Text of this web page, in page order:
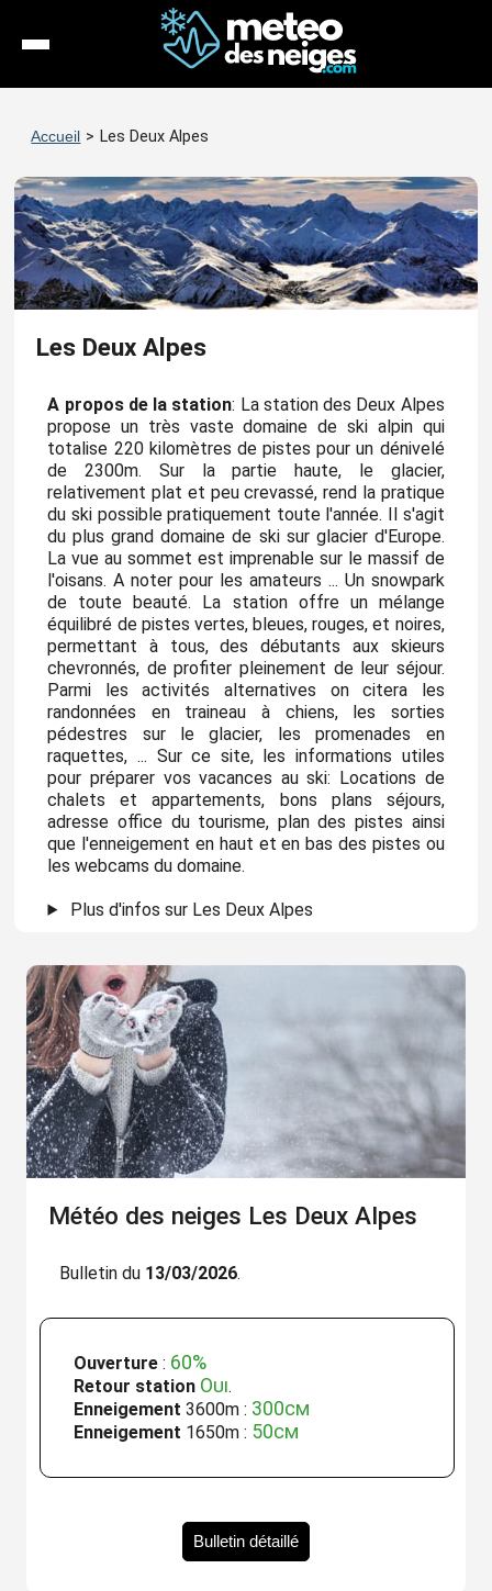
Stations
Webcams
Accueil > Les Deux Alpes
Les Deux Alpes
A propos de la station: La station des Deux Alpes
propose un très vaste domaine de ski alpin qui
totalise 220 kilomètres de pistes pour un dénivelé
de 2300m. Sur la partie haute, le glacier,
relativement plat et peu crevassé, rend la pratique
du ski possible pratiquement toute l'année. Il s'agit
du plus grand domaine de ski sur glacier d'Europe.
La vue au sommet est imprenable sur le massif de
l'oisans. A noter pour les amateurs ... Un snowpark
de toute beauté. La station offre un mélange
équilibré de pistes vertes, bleues, rouges, et noires,
permettant à tous, des débutants aux skieurs
chevronnés, de profiter pleinement de leur séjour.
Parmi les activités alternatives on citera les
randonnées en traineau à chiens, les sorties
pédestres sur le glacier, les promenades en
raquettes, ... Sur ce site, les informations utiles
pour préparer vos vacances au ski: Locations de
chalets et appartements, bons plans séjours,
adresse office du tourisme, plan des pistes ainsi
que l'enneigement en haut et en bas des pistes ou
les webcams du domaine.
Plus d'infos sur Les Deux Alpes
Météo des neiges Les Deux Alpes
Bulletin du 13/03/2026.
Ouverture: 60%
Retour station Oui.
Enneigement 3600m : 300cm
Enneigement 1650m : 50cm
Bulletin détaillé